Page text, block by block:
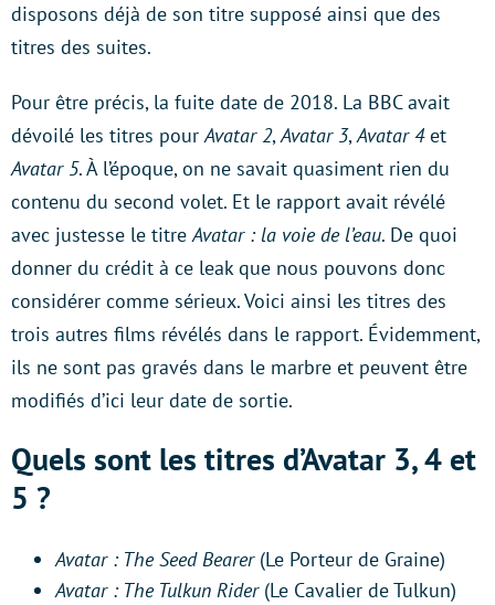
disposons déjà de son titre supposé ainsi que des
titres des suites.
Pour être précis, la fuite date de 2018. La BBC avait
dévoilé les titres pourAvatar 2,Avatar 3,Avatar 4et
Avatar 5. À l’époque, on ne savait quasiment rien du
contenu du second volet. Et le rapport avait révélé
avec justesse le titreAvatar : la voie de l’eau. De quoi
donner du crédit à ce leak que nous pouvons donc
considérer comme sérieux. Voici ainsi les titres des
trois autres films révélés dans le rapport. Évidemment,
ils ne sont pas gravés dans le marbre et peuvent être
modifiés d’ici leur date de sortie.
Quels sont les titres d’Avatar 3, 4 et
5 ?
Avatar : The Seed Bearer(Le Porteur de Graine)
Avatar : The Tulkun Rider (Le Cavalier de Tulkun)